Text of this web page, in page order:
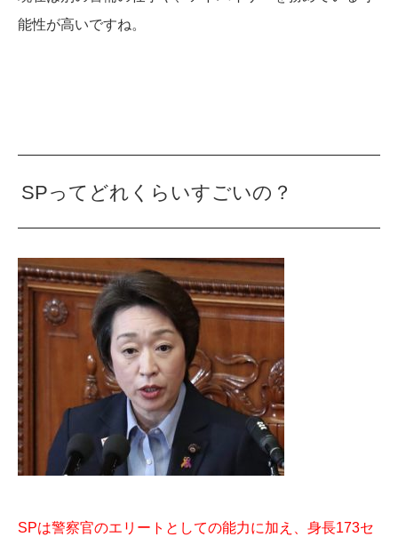
能性が高いですね。
SPってどれくらいすごいの？
SPは警察官のエリートとしての能力に加え、身長173セ